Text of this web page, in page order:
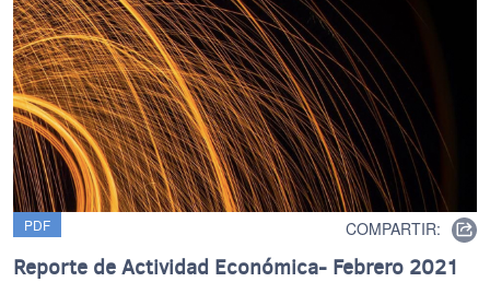
PDF COMPARTIR:
Reporte de Actividad Económica- Febrero 2021